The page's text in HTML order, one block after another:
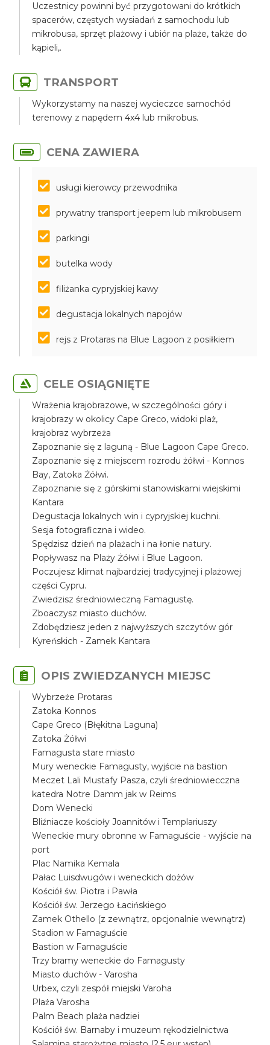
Uczestnicy powinni być przygotowani do krótkich
spacerów, częstych wysiadań z samochodu lub
mikrobusa, sprzęt plażowy i ubiór na plaże, także do
kąpieli,.
TRANSPORT
Wykorzystamy na naszej wycieczce samochód
terenowy z napędem 4x4 lub mikrobus.
CENA ZAWIERA
usługi kierowcy przewodnika
prywatny transport jeepem lub mikrobusem
parkingi
butelka wody
filiżanka cypryjskiej kawy
degustacja lokalnych napojów
rejs z Protaras na Blue Lagoon z posiłkiem
CELE OSIĄGNIĘTE
Wrażenia krajobrazowe, w szczególności góry i
krajobrazy w okolicy Cape Greco, widoki plaż,
krajobraz wybrzeża
Zapoznanie się z laguną - Blue Lagoon Cape Greco.
Zapoznanie się z miejscem rozrodu żółwi - Konnos
Bay, Zatoka Żółwi.
Zapoznanie się z górskimi stanowiskami wiejskimi
Kantara
Degustacja lokalnych win i cypryjskiej kuchni.
Sesja fotograficzna i wideo.
Spędzisz dzień na plażach i na łonie natury.
Popływasz na Plaży Żółwi i Blue Lagoon.
Poczujesz klimat najbardziej tradycyjnej i plażowej
części Cypru.
Zwiedzisz średniowieczną Famagustę.
Zboaczysz miasto duchów.
Zdobędziesz jeden z najwyższych szczytów gór
Kyreńskich - Zamek Kantara
OPIS ZWIEDZANYCH MIEJSC
Wybrzeże Protaras
Zatoka Konnos
Cape Greco (Błękitna Laguna)
Zatoka Żółwi
Famagusta stare miasto
Mury weneckie Famagusty, wyjście na bastion
Meczet Lali Mustafy Pasza, czyli średniowiecczna
katedra Notre Damm jak w Reims
Dom Wenecki
Bliźniacze kościoły Joannitów i Templariuszy
Weneckie mury obronne w Famaguście - wyjście na
port
Plac Namika Kemala
Pałac Luisdwugów i weneckich dożów
Kościół św. Piotra i Pawła
Kościół św. Jerzego Łacińskiego
Zamek Othello (z zewnątrz, opcjonalnie wewnątrz)
Stadion w Famaguście
Bastion w Famaguście
Trzy bramy weneckie do Famagusty
Miasto duchów - Varosha
Urbex, czyli zespół miejski Varoha
Plaża Varosha
Palm Beach plaża nadziei
Kościół św. Barnaby i muzeum rękodzielnictwa